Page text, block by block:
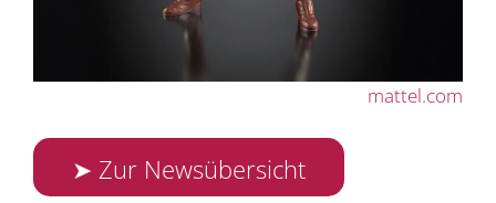
mattel.com
➤ Zur Newsübersicht